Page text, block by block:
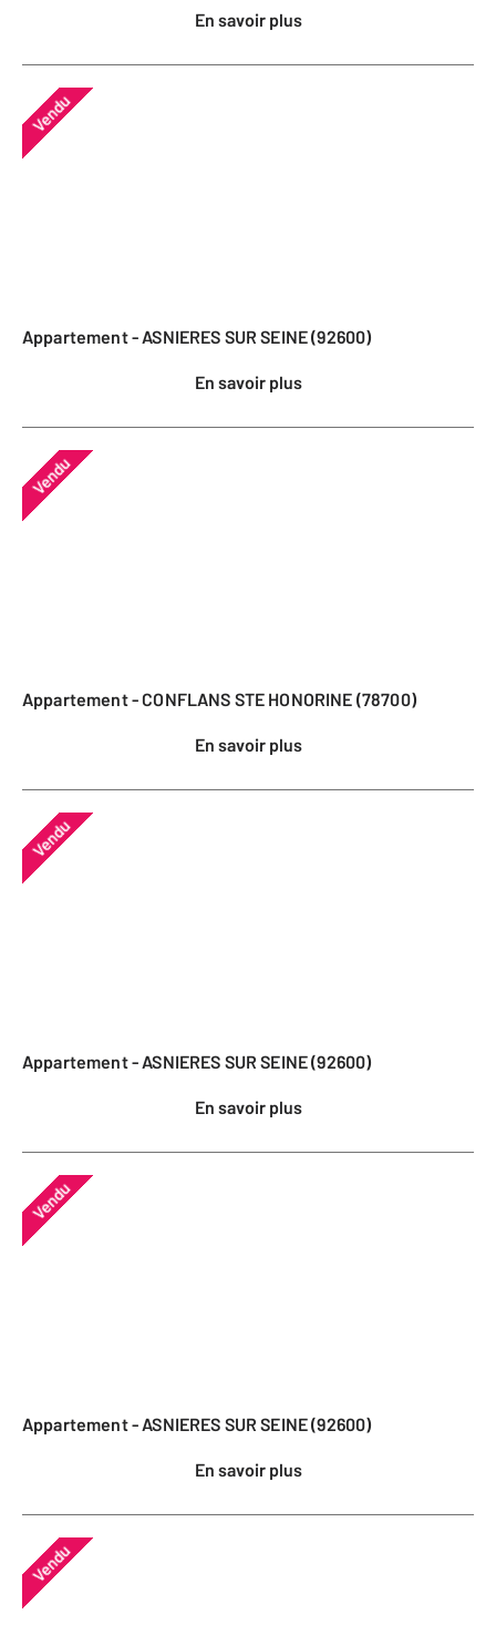
En savoir plus
Vendu
Appartement - ASNIERES SUR SEINE (92600)
En savoir plus
Vendu
Appartement - CONFLANS STE HONORINE (78700)
En savoir plus
Vendu
Appartement - ASNIERES SUR SEINE (92600)
En savoir plus
Vendu
Appartement - ASNIERES SUR SEINE (92600)
En savoir plus
Vendu